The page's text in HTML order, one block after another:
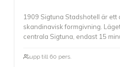
1909 Sigtuna Stadshotell är ett
skandinavisk formgivning.
centrala Sigtuna, endast 15
upp till 60 pers.